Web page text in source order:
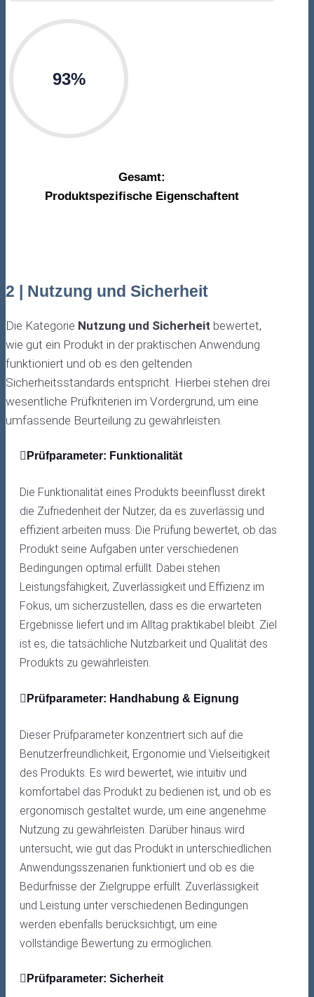
93%
Gesamt:
Produktspezifische Eigenschaftent
2 | Nutzung und Sicherheit
Die Kategorie Nutzung und Sicherheit bewertet,
wie gut ein Produkt in der praktischen Anwendung
funktioniert und ob es den geltenden
Sicherheitsstandards entspricht. Hierbei stehen drei
wesentliche Prüfkriterien im Vordergrund, um eine
umfassende Beurteilung zu gewährleisten.
Prüfparameter: Funktionalität
Die Funktionalität eines Produkts beeinflusst direkt
die Zufriedenheit der Nutzer, da es zuverlässig und
effizient arbeiten muss. Die Prüfung bewertet, ob das
Produkt seine Aufgaben unter verschiedenen
Bedingungen optimal erfüllt. Dabei stehen
Leistungsfähigkeit, Zuverlässigkeit und Effizienz im
Fokus, um sicherzustellen, dass es die erwarteten
Ergebnisse liefert und im Alltag praktikabel bleibt. Ziel
ist es, die tatsächliche Nutzbarkeit und Qualität des
Produkts zu gewährleisten.
Prüfparameter: Handhabung & Eignung
Dieser Prüfparameter konzentriert sich auf die
Benutzerfreundlichkeit, Ergonomie und Vielseitigkeit
des Produkts. Es wird bewertet, wie intuitiv und
komfortabel das Produkt zu bedienen ist, und ob es
ergonomisch gestaltet wurde, um eine angenehme
Nutzung zu gewährleisten. Darüber hinaus wird
untersucht, wie gut das Produkt in unterschiedlichen
Anwendungsszenarien funktioniert und ob es die
Bedürfnisse der Zielgruppe erfüllt. Zuverlässigkeit
und Leistung unter verschiedenen Bedingungen
werden ebenfalls berücksichtigt, um eine
vollständige Bewertung zu ermöglichen.
Prüfparameter: Sicherheit